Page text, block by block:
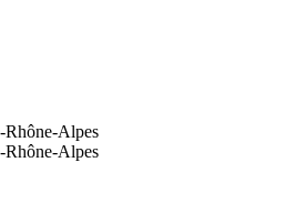
Rhône-Alpes
Rhône-Alpes